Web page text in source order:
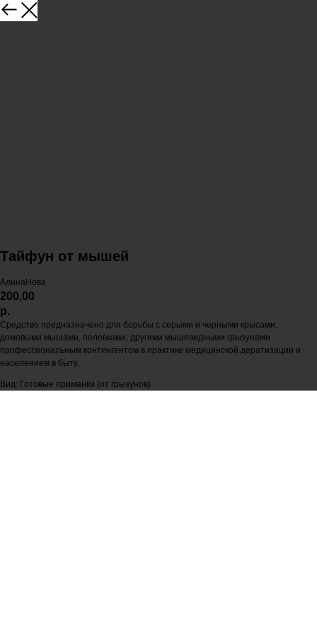
Тайфун от мышей
АлинаНова
200,00
р.
Средство предназначено для борьбы с серыми и черными крысами,
домовыми мышами, полевками, другими мышевидными грызунами
профессиональным контингентом в практике медицинской дератизации и
населением в быту.
Вид: Готовые приманки (от грызунов)